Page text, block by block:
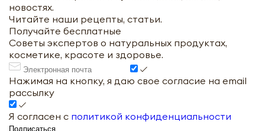
новостях.
Читайте наши рецепты, статьи.
Получайте бесплатные
Советы экспертов о натуральных продуктах,
косметике, красоте и здоровье.
Нажимая на кнопку, я даю свое согласие на email
рассылку
Я согласен с политикой конфиденциальности
Подписаться